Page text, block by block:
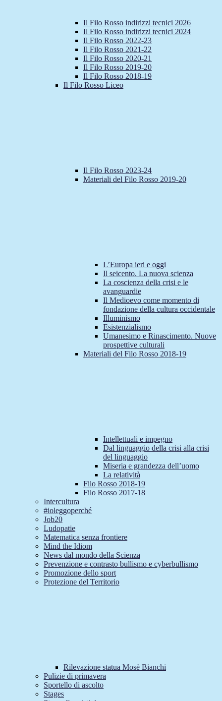
Il Filo Rosso indirizzi tecnici 2026
Il Filo Rosso indirizzi tecnici 2024
Il Filo Rosso 2022-23
Il Filo Rosso 2021-22
Il Filo Rosso 2020-21
Il Filo Rosso 2019-20
Il Filo Rosso 2018-19
Il Filo Rosso Liceo
Il Filo Rosso 2023-24
Materiali del Filo Rosso 2019-20
L’Europa ieri e oggi
Il seicento. La nuova scienza
La coscienza della crisi e le
avanguardie
Il Medioevo come momento di
fondazione della cultura occidentale
Illuminismo
Esistenzialismo
Umanesimo e Rinascimento. Nuove
prospettive culturali
Materiali del Filo Rosso 2018-19
Intellettuali e impegno
Dal linguaggio della crisi alla crisi
del linguaggio
Miseria e grandezza dell’uomo
La relatività
Filo Rosso 2018-19
Filo Rosso 2017-18
Intercultura
#ioleggoperché
Job20
Ludopatie
Matematica senza frontiere
Mind the Idiom
News dal mondo della Scienza
Prevenzione e contrasto bullismo e cyberbullismo
Promozione dello sport
Protezione del Territorio
Rilevazione statua Mosè Bianchi
Pulizie di primavera
Sportello di ascolto
Stages